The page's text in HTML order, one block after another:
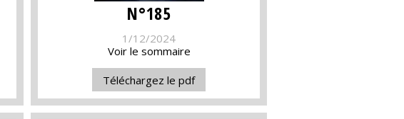
N°185
1/12/2024
Voir le sommaire
Téléchargez le pdf